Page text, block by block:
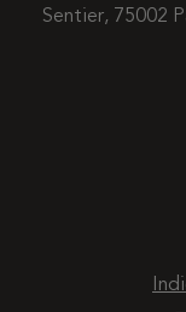
Sentier, 75002